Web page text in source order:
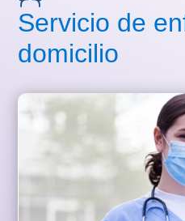
Servicio de
domicilio